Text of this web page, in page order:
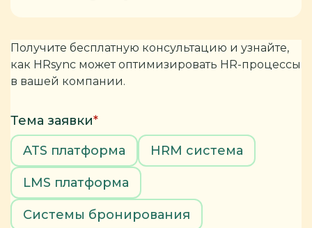
Получите бесплатную консультацию и узнайте,
как HRsync может оптимизировать HR-процессы
в вашей компании.
Тема заявки*
ATS платформа
HRM система
LMS платформа
Системы бронирования